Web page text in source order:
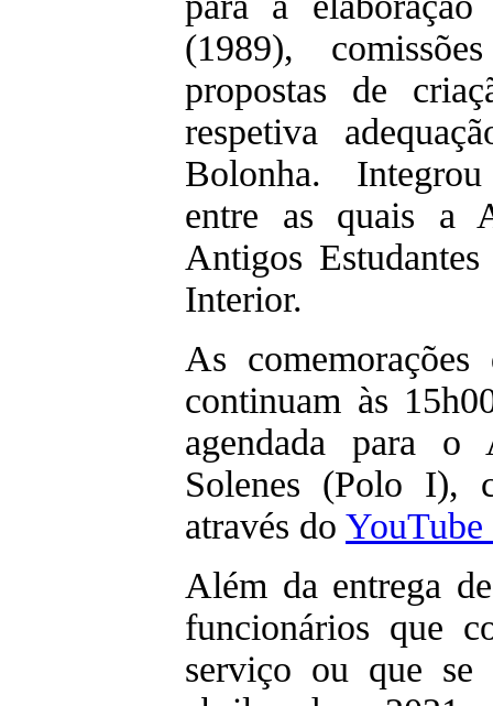
(1989),
propostas de
respetiva
Bolonha.
entre as quais a
Antigos
Interior.
As
continuam às
agendada para o
Solenes (Polo I),
através do
Além da entrega
funcionários que
serviço ou que se